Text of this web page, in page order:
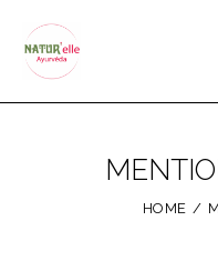
HOME